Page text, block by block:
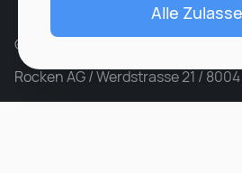
© ROCKEN 2026. All rights reserved
Rocken AG / Werdstrasse 21 /
Alle